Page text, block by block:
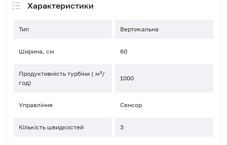
Характеристики
Тип Вертикальна
Ширина, см 60
Продуктивність турбіни ( м³/
год)
1000
Управління Сенсор
Кількість швидкостей 3